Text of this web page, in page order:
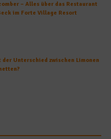
– Alles über das Restaurant
im Forte Village Resort
der Unterschied zwischen Limonen